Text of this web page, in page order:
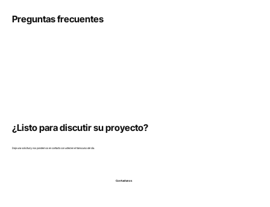
Preguntas frecuentes
¿Listo para discutir su proyecto?
Deje una solicitud y nos pondremos en contacto con usted en el transcurso del día.
Contactanos